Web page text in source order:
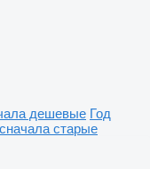
дешевые Год
старые